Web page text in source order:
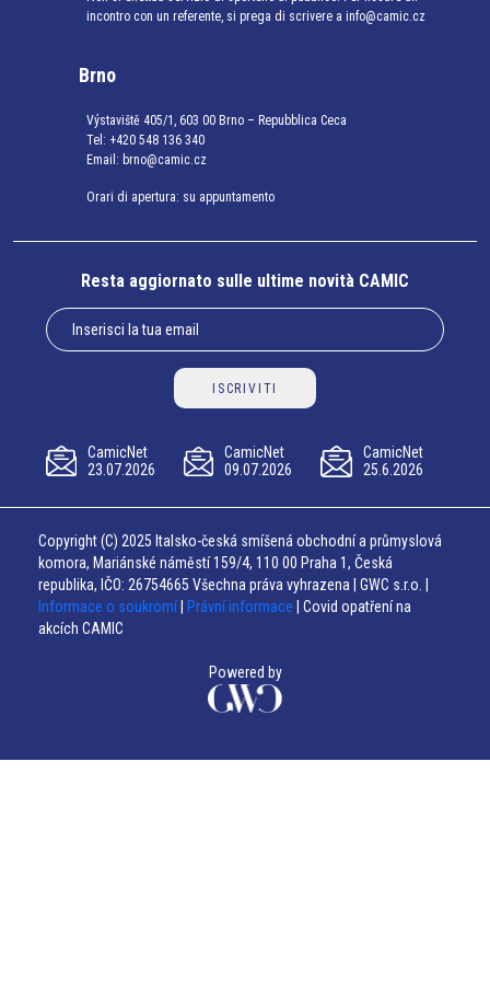
incontro con un referente, si prega di scrivere a info@camic.cz
Brno
Výstaviště 405/1, 603 00 Brno – Repubblica Ceca
Tel: +420 548 136 340
Email: brno@camic.cz
Orari di apertura: su appuntamento
Resta aggiornato sulle ultime novità CAMIC
ISCRIVITI
CamicNet
23.07.2026
CamicNet
09.07.2026
CamicNet
25.6.2026
Copyright (C) 2025 Italsko-česká smíšená obchodní a průmyslová
komora, Mariánské náměstí 159/4, 110 00 Praha 1, Česká
republika, IČO: 26754665 Všechna práva vyhrazena | GWC s.r.o. |
Informace o soukromí
Právní informace | Covid opatření na
akcích CAMIC
Powered by